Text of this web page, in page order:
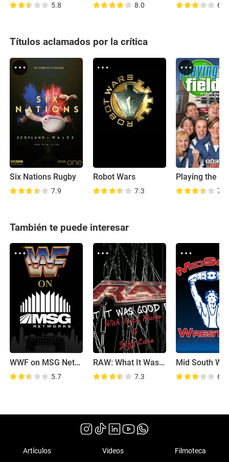
5.8 8.0 6.9
Títulos aclamados por la crítica
Six Nations Rugby
7.9
Robot Wars
7.3
Playing the
7.4
También te puede interesar
WWF on MSG Network
5.7
RAW: What It Was Good For
7.3 6.9
Artículos Videos Filmoteca